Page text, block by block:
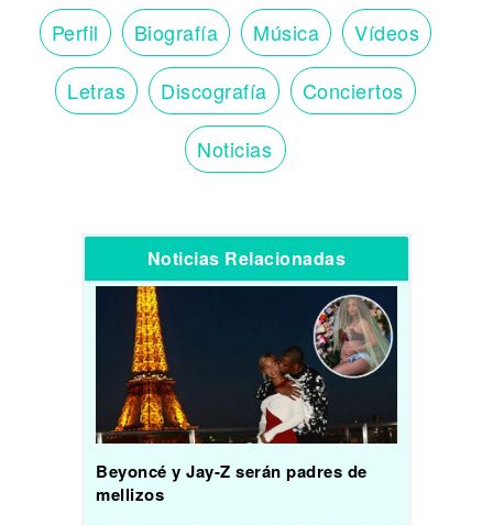
Perfil Biografía Música Vídeos
Letras Discografía Conciertos
Noticias
Noticias Relacionadas
Beyoncé y Jay-Z serán padres de
mellizos